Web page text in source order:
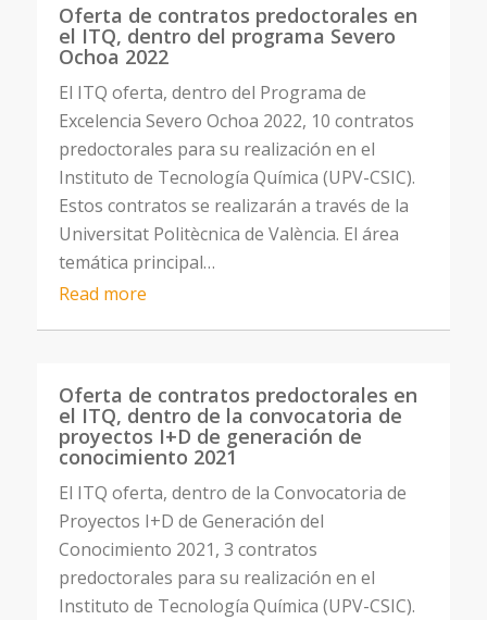
Oferta de contratos predoctorales en
el ITQ, dentro del programa Severo
Ochoa 2022
El ITQ oferta, dentro del Programa de
Excelencia Severo Ochoa 2022, 10 contratos
predoctorales para su realización en el
Instituto de Tecnología Química (UPV-CSIC).
Estos contratos se realizarán a través de la
Universitat Politècnica de València. El área
temática principal…
Read more
Oferta de contratos predoctorales en
el ITQ, dentro de la convocatoria de
proyectos I+D de generación de
conocimiento 2021
El ITQ oferta, dentro de la Convocatoria de
Proyectos I+D de Generación del
Conocimiento 2021, 3 contratos
predoctorales para su realización en el
Instituto de Tecnología Química (UPV-CSIC).